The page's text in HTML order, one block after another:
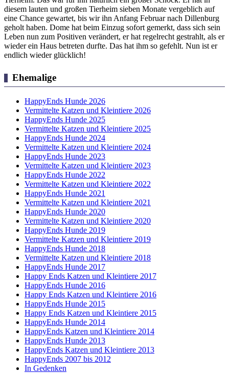
diesem lauten und großen Tierheim sieben Monate vergeblich auf
eine Chance gewartet, bis wir ihn Anfang Februar nach Dillenburg
geholt haben. Dome hat beim Einzug sofort gemerkt, dass sich sein
Leben nun zum Positiven verändert, er hat regelrecht gestrahlt, als er
wieder ein Haus betreten durfte. Das hat ihm so gefehlt. Nun ist er
endlich wieder glücklich!
Ehemalige
HappyEnds Hunde 2026
Vermittelte Katzen und Kleintiere 2026
HappyEnds Hunde 2025
Vermittelte Katzen und Kleintiere 2025
HappyEnds Hunde 2024
Vermittelte Katzen und Kleintiere 2024
HappyEnds Hunde 2023
Vermittelte Katzen und Kleintiere 2023
HappyEnds Hunde 2022
Vermittelte Katzen und Kleintiere 2022
HappyEnds Hunde 2021
Vermittelte Katzen und Kleintiere 2021
HappyEnds Hunde 2020
Vermittelte Katzen und Kleintiere 2020
HappyEnds Hunde 2019
Vermittelte Katzen und Kleintiere 2019
HappyEnds Hunde 2018
Vermittelte Katzen und Kleintiere 2018
HappyEnds Hunde 2017
Happy Ends Katzen und Kleintiere 2017
HappyEnds Hunde 2016
Happy Ends Katzen und Kleintiere 2016
HappyEnds Hunde 2015
Happy Ends Katzen und Kleintiere 2015
HappyEnds Hunde 2014
HappyEnds Katzen und Kleintiere 2014
HappyEnds Hunde 2013
HappyEnds Katzen und Kleintiere 2013
HappyEnds 2007 bis 2012
In Gedenken